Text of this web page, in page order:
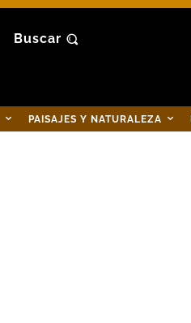
Buscar
PAISAJES Y NATURALEZA